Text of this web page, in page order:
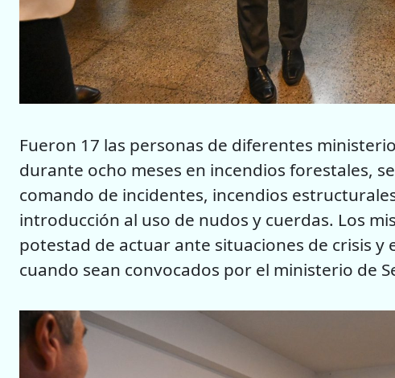
Fueron 17 las personas de diferentes
durante ocho meses en incendios forestales,
comando de incidentes, incendios
introducción al uso de nudos y cuerdas. Los
potestad de actuar ante situaciones de crisis
cuando sean convocados por el ministerio de